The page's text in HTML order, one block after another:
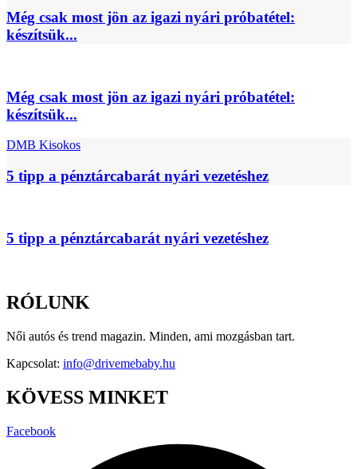
Még csak most jön az igazi nyári próbatétel:
készítsük...
Még csak most jön az igazi nyári próbatétel:
készítsük...
DMB Kisokos
5 tipp a pénztárcabarát nyári vezetéshez
5 tipp a pénztárcabarát nyári vezetéshez
RÓLUNK
Női autós és trend magazin. Minden, ami mozgásban tart.
Kapcsolat: info@drivemebaby.hu
KÖVESS MINKET
Facebook